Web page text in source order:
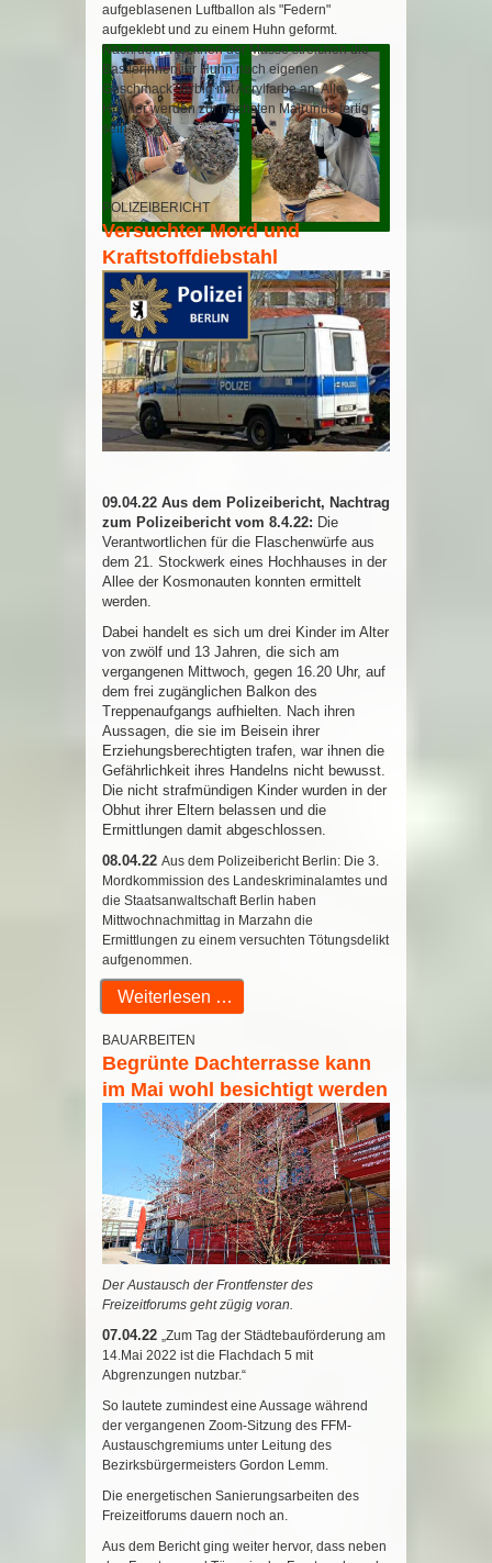
aufgeblasenen Luftballon als "Federn"
aufgeklebt und zu einem Huhn geformt.
Nach dem Trocknen der Masse streichen die
Bastlerinnen ihr Huhn nach eigenen
Geschmack farbig mit Acrylfarbe an. Alle
Hühner werden zur nächsten Malrunde fertig
sein.
POLIZEIBERICHT
Versuchter Mord und
Kraftstoffdiebstahl
09.04.22 Aus dem Polizeibericht, Nachtrag
zum Polizeibericht vom 8.4.22: Die
Verantwortlichen für die Flaschenwürfe aus
dem 21. Stockwerk eines Hochhauses in der
Allee der Kosmonauten konnten ermittelt
werden.
Dabei handelt es sich um drei Kinder im Alter
von zwölf und 13 Jahren, die sich am
vergangenen Mittwoch, gegen 16.20 Uhr, auf
dem frei zugänglichen Balkon des
Treppenaufgangs aufhielten. Nach ihren
Aussagen, die sie im Beisein ihrer
Erziehungsberechtigten trafen, war ihnen die
Gefährlichkeit ihres Handelns nicht bewusst.
Die nicht strafmündigen Kinder wurden in der
Obhut ihrer Eltern belassen und die
Ermittlungen damit abgeschlossen.
08.04.22 Aus dem Polizeibericht Berlin: Die 3.
Mordkommission des Landeskriminalamtes und
die Staatsanwaltschaft Berlin haben
Mittwochnachmittag in Marzahn die
Ermittlungen zu einem versuchten Tötungsdelikt
aufgenommen.
Weiterlesen …
BAUARBEITEN
Begrünte Dachterrasse kann
im Mai wohl besichtigt werden
Der Austausch der Frontfenster des
Freizeitforums geht zügig voran.
07.04.22 „Zum Tag der Städtebauförderung am
14.Mai 2022 ist die Flachdach 5 mit
Abgrenzungen nutzbar.“
So lautete zumindest eine Aussage während
der vergangenen Zoom-Sitzung des FFM-
Austauschgremiums unter Leitung des
Bezirksbürgermeisters Gordon Lemm.
Die energetischen Sanierungsarbeiten des
Freizeitforums dauern noch an.
Aus dem Bericht ging weiter hervor, dass neben